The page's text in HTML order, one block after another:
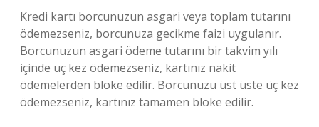
Kredi kartı borcunuzun asgari veya toplam tutarını
ödemezseniz, borcunuza gecikme faizi uygulanır.
Borcunuzun asgari ödeme tutarını bir takvim yılı
içinde üç kez ödemezseniz, kartınız nakit
ödemelerden bloke edilir. Borcunuzu üst üste üç kez
ödemezseniz, kartınız tamamen bloke edilir.